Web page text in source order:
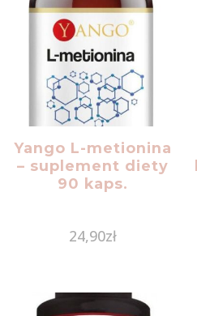
Yango L-metionina
– suplement diety
90 kaps.
24,90zł